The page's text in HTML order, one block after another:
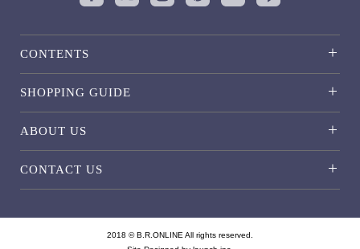
CONTENTS
SHOPPING GUIDE
ABOUT US
CONTACT US
2018 © B.R.ONLINE All rights reserved.